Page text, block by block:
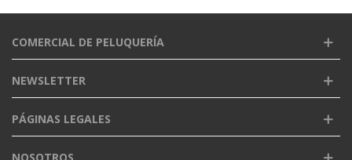
COMERCIAL DE PELUQUERÍA
NEWSLETTER
PÁGINAS LEGALES
NOSOTROS